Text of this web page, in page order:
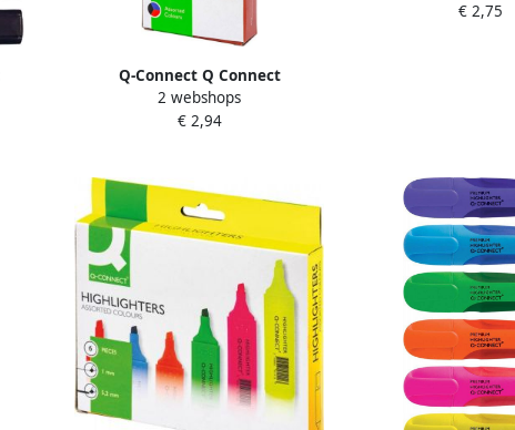
6
Q-Connect Q Connect
permanente marker schuine
punt geassorteerde kleuren etui
2 webshops
€ 2,94
van 4 stuks
€ 2,75